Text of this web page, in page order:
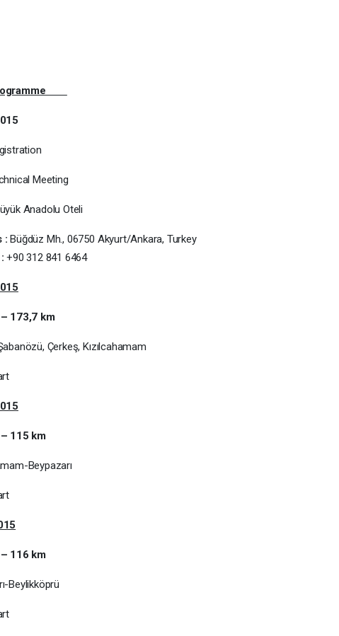
Meeting
Anadolu Oteli
: Büğdüz Mh., 06750 Akyurt/Ankara, Turkey
+90 312 841 6464
173,7 km
Çerkeş, Kızılcahamam
– 115 km
Beypazarı
116 km
Beylikköprü